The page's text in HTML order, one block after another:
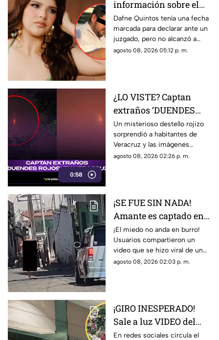
información sobre el
caso de Dafne Quintos
revela que declararía
en contra de su padre;
¿de qué lo acusaba?
Dafne Quintos tenía una fecha
marcada para declarar ante un
juzgado, pero no alcanzó a
rendir el testimonio que
agosto 08, 2026 05:12 p. m.
0:58
¿LO VISTE? Captan
extraños ‘DUENDES
ROJOS’ en el cielo de
Veracruz (+VIDEO)
Un misterioso destello rojizo
sorprendió a habitantes de
Veracruz y las imágenes
rápidamente se viralizaron en
agosto 08, 2026 02:26 p. m.
¡SE FUE SIN NADA!
Amante es captado en
plena calle tras la
llegada del esposo de la
mujer (+VIDEO)
¡El miedo no anda en burro!
Usuarios compartieron un
video que se hizo viral de un
amante corriendo sin nada tras
agosto 08, 2026 02:03 p. m.
¡GIRO INESPERADO!
Sale a luz VIDEO del
funeral del influencer
En redes sociales circula el